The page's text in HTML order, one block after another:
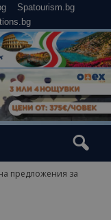
Spatourism.bg
предложения за